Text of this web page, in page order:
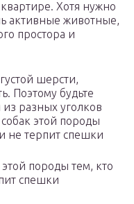
Хотя нужно
активные животные,
простора и
шерсти,
Поэтому будьте
разных уголков
собак этой породы
не терпит спешки
этой породы тем, кто
спешки